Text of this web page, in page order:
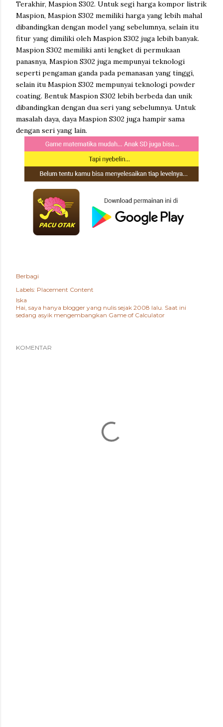
Terakhir, Maspion S302. Untuk segi harga kompor listrik
Maspion, Maspion S302 memiliki harga yang lebih mahal
dibandingkan dengan model yang sebelumnya, selain itu
fitur yang dimiliki oleh Maspion S302 juga lebih banyak.
Maspion S302 memiliki anti lengket di permukaan
panasnya, Maspion S302 juga mempunyai teknologi
seperti pengaman ganda pada pemanasan yang tinggi,
selain itu Maspion S302 mempunyai teknologi powder
coating. Bentuk Maspion S302 lebih berbeda dan unik
dibandingkan dengan dua seri yang sebelumnya. Untuk
masalah daya, daya Maspion S302 juga hampir sama
dengan seri yang lain.
Berbagi
Labels: Placement Content
Iska
Hai, saya hanya blogger yang nulis sejak 2008 lalu. Saat ini
sedang asyik mengembangkan Game of Calculator
KOMENTAR